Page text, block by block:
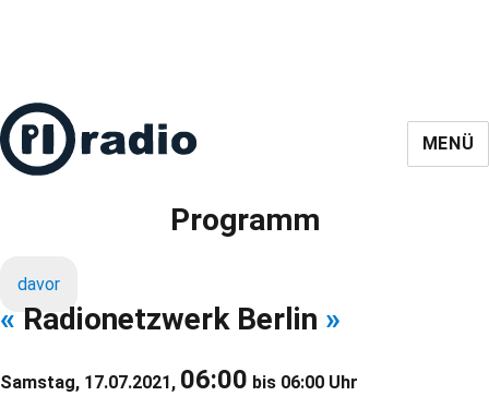
MENÜ
Programm
davor
« Radionetzwerk Berlin »
Samstag, 17.07.2021, 06:00 bis 06:00 Uhr